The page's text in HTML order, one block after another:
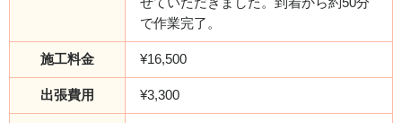
せていただきました。到着から約50分
で作業完了。
施工料金 ¥16,500
出張費用 ¥3,300